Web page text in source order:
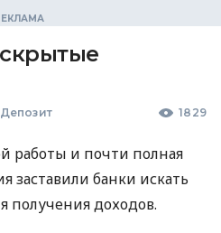
1829
работы и почти полная
заставили банки искать
получения доходов.